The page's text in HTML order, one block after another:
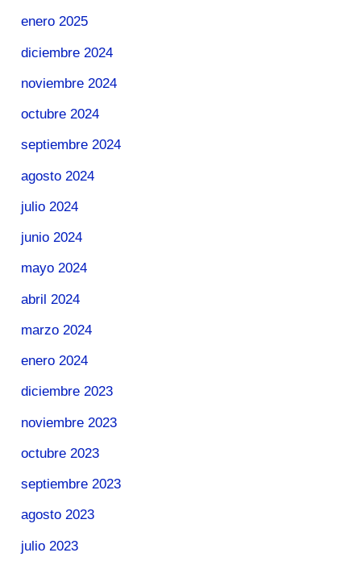
enero 2025
diciembre 2024
noviembre 2024
octubre 2024
septiembre 2024
agosto 2024
julio 2024
junio 2024
mayo 2024
abril 2024
marzo 2024
enero 2024
diciembre 2023
noviembre 2023
octubre 2023
septiembre 2023
agosto 2023
julio 2023